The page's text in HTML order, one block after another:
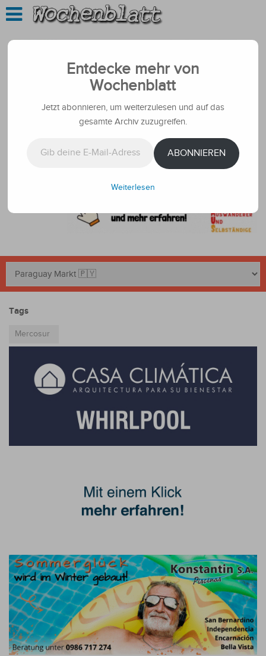
Tags
Mercosur
Entdecke mehr von
Wochenblatt
Jetzt abonnieren, um weiterzulesen und auf das
gesamte Archiv zuzugreifen.
ABONNIEREN
Weiterlesen